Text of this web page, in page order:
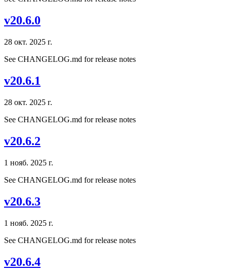
v20.6.0
28 окт. 2025 г.
See CHANGELOG.md for release notes
v20.6.1
28 окт. 2025 г.
See CHANGELOG.md for release notes
v20.6.2
1 нояб. 2025 г.
See CHANGELOG.md for release notes
v20.6.3
1 нояб. 2025 г.
See CHANGELOG.md for release notes
v20.6.4